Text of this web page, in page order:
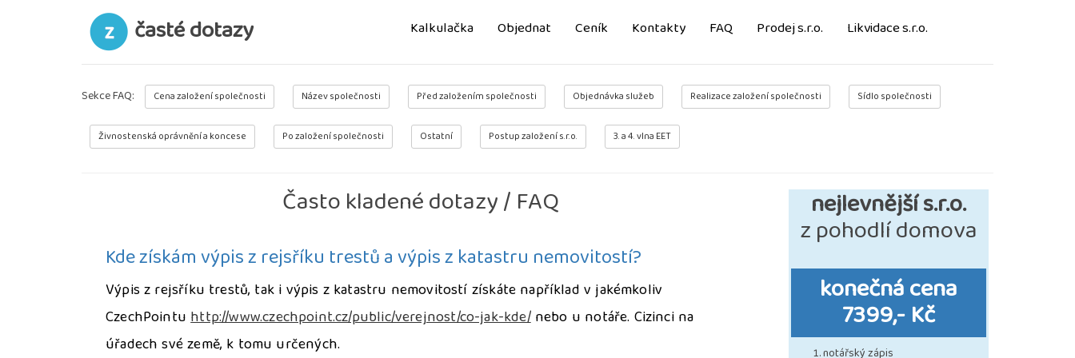
časté dotazy Kalkulačka Objednat Ceník Kontakty FAQ Prodej s.r.o. Likvidace s.r.o.
Sekce FAQ: Cena založení společnosti Název společnosti Před založením společnosti Objednávka služeb Realizace založení společnosti Sídlo společnosti
Živnostenská oprávnění a koncese Po založení společnosti Ostatní Postup založení s.r.o. 3. a 4. vlna EET
Často kladené dotazy / FAQ
Kde získám výpis z rejsříku trestů a výpis z katastru nemovitostí?
Výpis z rejsříku trestů, tak i výpis z katastru nemovitostí získáte například v jakémkoliv
CzechPointuhttp://www.czechpoint.cz/public/verejnost/co-jak-kde/nebo u notáře. Cizinci na
úřadech své země, k tomu určených.
nejlevnější s.r.o.
z pohodlí domova
konečná cena
7399,- Kč
notářský zápis